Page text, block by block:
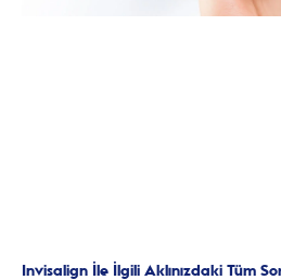
Invisalign İle İlgili Aklınızdaki Tüm